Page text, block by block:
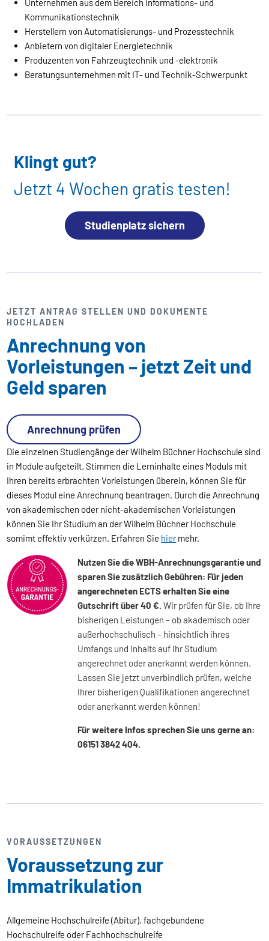
Unternehmen aus dem Bereich Informations- und
Kommunikationstechnik
Herstellern von Automatisierungs- und Prozesstechnik
Anbietern von digitaler Energietechnik
Produzenten von Fahrzeugtechnik und -elektronik
Beratungsunternehmen mit IT- und Technik-Schwerpunkt
Klingt gut?
Jetzt 4 Wochen gratis testen!
Studienplatz sichern
JETZT ANTRAG STELLEN UND DOKUMENTE
HOCHLADEN
Anrechnung von
Vorleistungen – jetzt Zeit und
Geld sparen
Die einzelnen Studiengänge der Wilhelm Büchner Hochschule sind
in Module aufgeteilt. Stimmen die Lerninhalte eines Moduls mit
Ihren bereits erbrachten Vorleistungen überein, können Sie für
dieses Modul eine Anrechnung beantragen. Durch die Anrechnung
von akademischen oder nicht-akademischen Vorleistungen
können Sie Ihr Studium an der Wilhelm Büchner Hochschule
somimt effektiv verkürzen. Erfahren Sie hiermehr.
Nutzen Sie die WBH-Anrechnungsgarantie und
sparen Sie zusätzlich Gebühren: Für jeden
angerechneten ECTS erhalten Sie eine
Gutschrift über 40 €.Wir prüfen für Sie, ob Ihre
bisherigen Leistungen – ob akademisch oder
außerhochschulisch – hinsichtlich ihres
Umfangs und Inhalts auf Ihr Studium
angerechnet oder anerkannt werden können.
Lassen Sie jetzt unverbindlich prüfen, welche
Ihrer bisherigen Qualifikationen angerechnet
oder anerkannt werden können!
Für weitere Infos sprechen Sie uns gerne an:
06151 3842 404.
Anrechnung prüfen
VORAUSSETZUNGEN
Voraussetzung zur
Immatrikulation
Allgemeine Hochschulreife (Abitur), fachgebundene
Hochschulreife oder Fachhochschulreife